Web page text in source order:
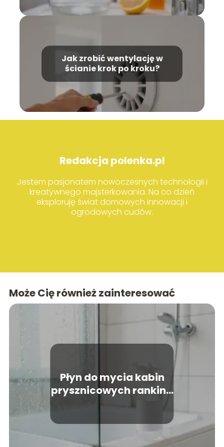
Jak zrobić wentylację w
ścianie krok po kroku?
Redakcja polenka.pl
Jestem pasjonatem nowoczesnych technologii i
kreatywnego majsterkowania. Na co dzień
eksploruję świat domowych innowacji i
ogrodowych cudów.
Może Cię również zainteresować
Płyn do mycia kabin
prysznicowych ranking